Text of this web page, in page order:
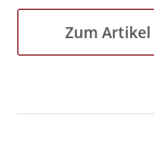
Zum Artikel